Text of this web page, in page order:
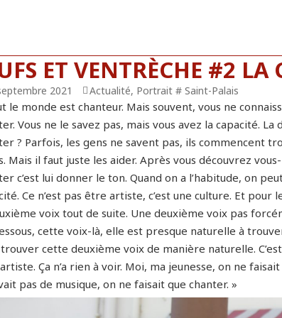
ET VENTRÈCHE #2 LA
2021 Catégories
Actualité, Portrait # Saint-Palais
le monde est chanteur. Mais souvent, vous ne
Vous ne le savez pas, mais vous avez la capacité.
? Parfois, les gens ne savent pas, ils commencent
Mais il faut juste les aider. Après vous découvrez
c’est lui donner le ton. Quand on a l’habitude, on
Ce n’est pas être artiste, c’est une culture. Et
voix tout de suite. Une deuxième voix pas
cette voix-là, elle est presque naturelle à
cette deuxième voix de manière naturelle.
Ça n’a rien à voir. Moi, ma jeunesse, on ne
pas de musique, on ne faisait que chanter. »